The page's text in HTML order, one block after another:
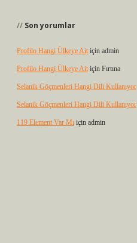
Son yorumlar
Profilo Hangi Ülkeye Ait için admin
Profilo Hangi Ülkeye Ait için Fırtına
Selanik Göçmenleri Hangi Dili Kullanıyor
Selanik Göçmenleri Hangi Dili Kullanıyor
119 Element Var Mı için admin